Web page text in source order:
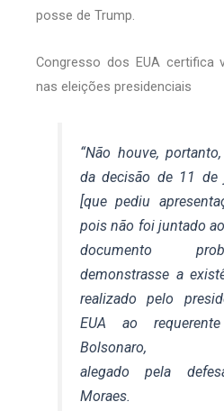
posse de Trump.
Congresso dos EUA certifica
nas eleições presidenciais
“Não houve,
da decisão de 11 de
[que pediu
pois não foi juntado
documento
demonstrasse a
realizado pelo
EUA ao
Bolsonaro,
alegado pela
Moraes.